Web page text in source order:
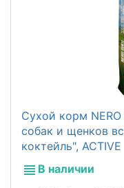
Сухой корм
собак и щенков
коктейль", ACTIVE
В наличии